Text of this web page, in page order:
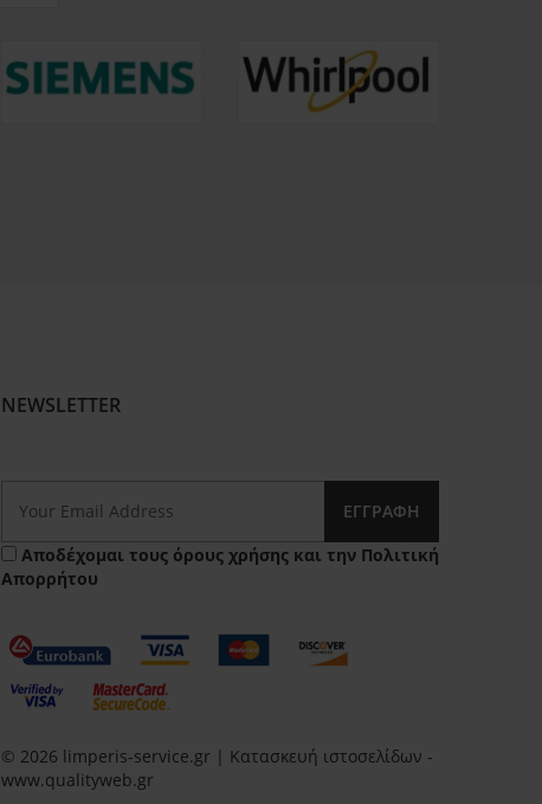
NEWSLETTER
ΕΓΓΡΑΦΉ
Αποδέχομαι τους όρους χρήσης και την Πολιτική
Απορρήτου
© 2026 limperis-service.gr | Κατασκευή ιστοσελίδων -
www.qualityweb.gr